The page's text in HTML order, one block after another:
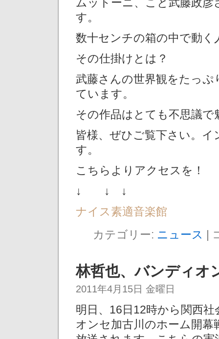
す。
数十センチの箱の中で動く
その仕掛けとは？
武藤さんの世界観をたっ
ています。
その作品はとても不思議で
皆様、ぜひご覧下さい。
す。
こちらよりアクセスを！
↓ ↓ ↓
ナイス素適音楽館
カテゴリー: ニュース |
林哲也、バンディオ
2011年4月15日 金曜日
明日、16日12時から関西
オンセ加古川のホーム開幕